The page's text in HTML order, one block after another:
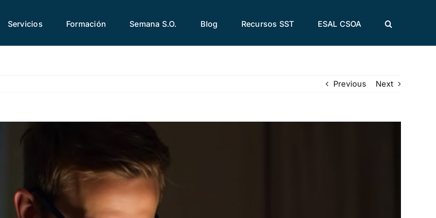
Servicios Formación Semana S.O. Blog Recursos SST ESAL CSOA
Previous Next